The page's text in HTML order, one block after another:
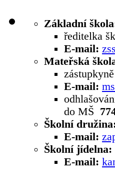
Základní
ředitelka
E-mail:
Mateřská
E-mail:
do MŠ
Školní
E-mail:
Školní jídelna:
E-mail: